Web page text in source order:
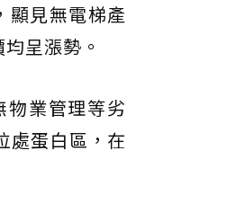
顯見無電梯產
呈漲勢。
物業管理等劣
處蛋白區，在